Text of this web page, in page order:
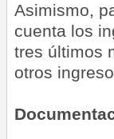
Asimismo,
cuenta los
tres últimos
otros